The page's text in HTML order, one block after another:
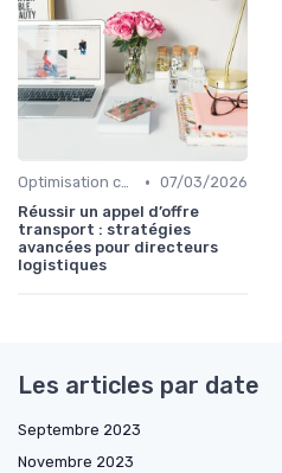
Optimisation coûts • 07/03/2026
Réussir un appel d’offre
transport : stratégies
avancées pour directeurs
logistiques
Les articles par date
Septembre 2023
Novembre 2023